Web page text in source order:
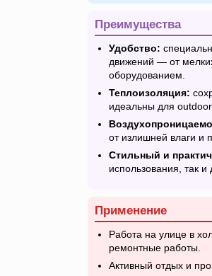
Преимущества
Удобство:
движений — от
оборудованием.
Теплоизоляция:
идеальны для
от излишней влаги и
Стильный и
использования, так и
Применение
Работа на улице в
ремонтные работы.
Активный отдых и